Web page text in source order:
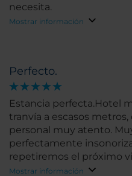
necesita.
Mostrar información
Perfecto.
Estancia perfecta.Hotel
tranvía a escasos
personal muy atento.
perfectamente
repetiremos el próximo
Mostrar información